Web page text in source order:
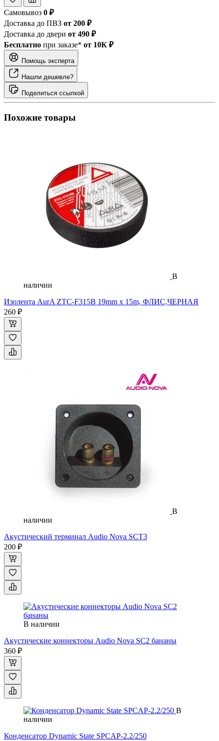
Самовывоз 0 ₽
Доставка до ПВЗ от 200 ₽
Доставка до двери от 490 ₽
Бесплатно при заказе* от 10К ₽
Помощь эксперта
Нашли дешевле?
Поделиться ссылкой
Похожие товары
В
наличии
Изолента AurA ZTC-F315B 19mm x 15m, ФЛИС,ЧЕРНАЯ
260 ₽
В
наличии
Акустический терминал Audio Nova SCT3
200 ₽
В наличии
Акустические коннекторы Audio Nova SC2 бананы
360 ₽
В
наличии
Конденсатор Dynamic State SPCAP-2.2/250